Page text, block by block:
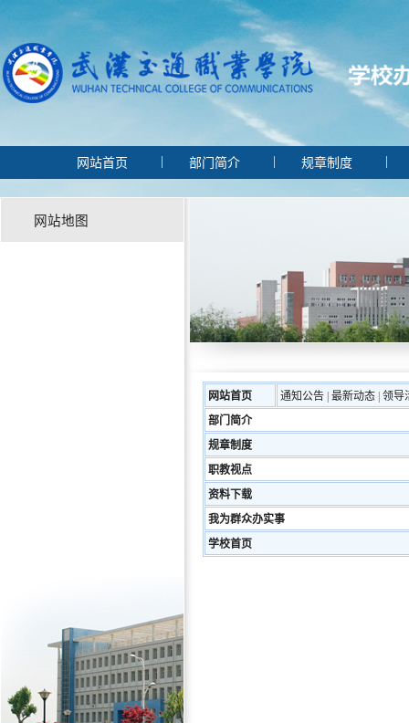
网站首页 部门简介 规章制度
网站地图
网站首页 通知公告 最新动态 领导
部门简介
规章制度
职教视点
资料下载
我为群众办实事
学校首页